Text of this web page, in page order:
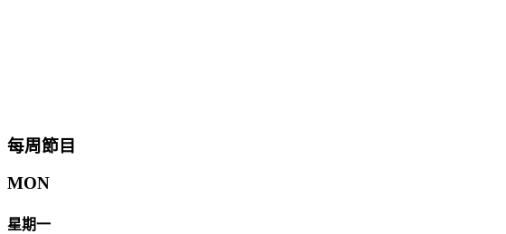
每周節目
MON
星期一